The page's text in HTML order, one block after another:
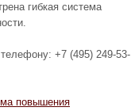
гибкая система
+7 (495) 249-53-
повышения